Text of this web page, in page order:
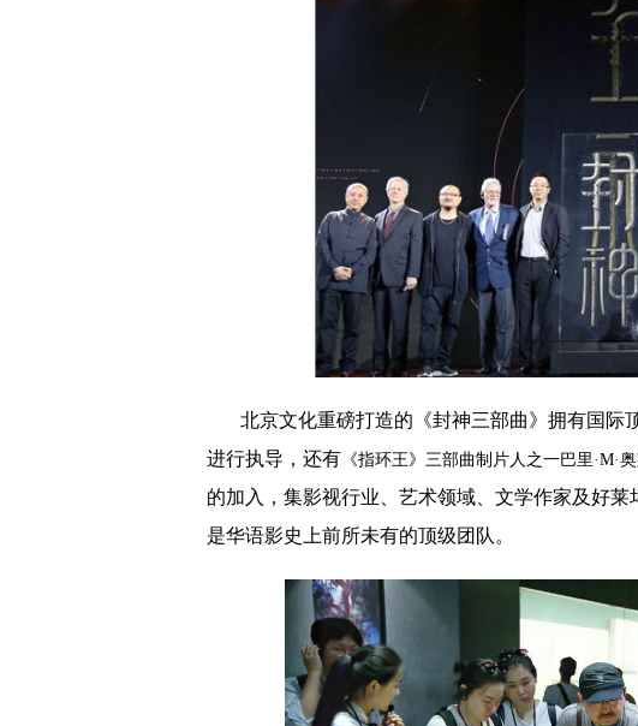
北京文化重磅打造的《封神三部曲》拥有国际
进行执导，还有 《指环王》三部曲制片人之一巴里 ·M·
的加 入，集影视行业、艺术领域、文学作家及好
是华语影史上前所未有的顶级团队。